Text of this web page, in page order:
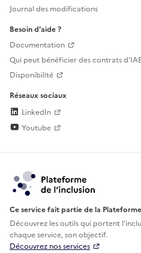
Journal des modifications
Besoin d'aide ?
Documentation
Qui peut bénéficier des contrats
Disponibilité
Réseaux sociaux
LinkedIn
Youtube
Ce service fait partie de la
Découvrez les outils qui portent
chaque service, son objectif.
Découvrez nos services